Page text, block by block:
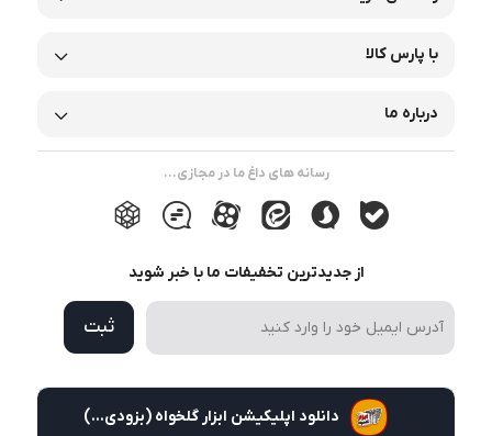
با پارس کالا
درباره ما
رسانه های داغ ما در مجازی...
از جدیدترین تخفیفات ما با خبر شوید
ثبت
دانلود اپلیکیشن ابزار گلخواه (بزودی...)